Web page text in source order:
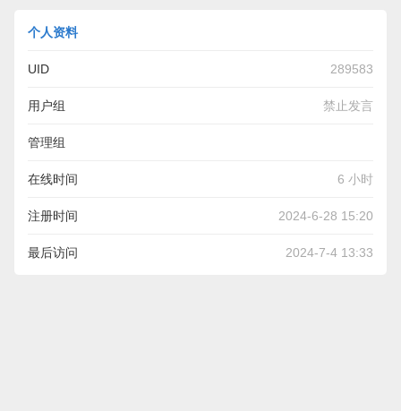
个人资料
UID 289583
用户组 禁止发言
管理组
在线时间 6 小时
注册时间 2024-6-28 15:20
最后访问 2024-7-4 13:33